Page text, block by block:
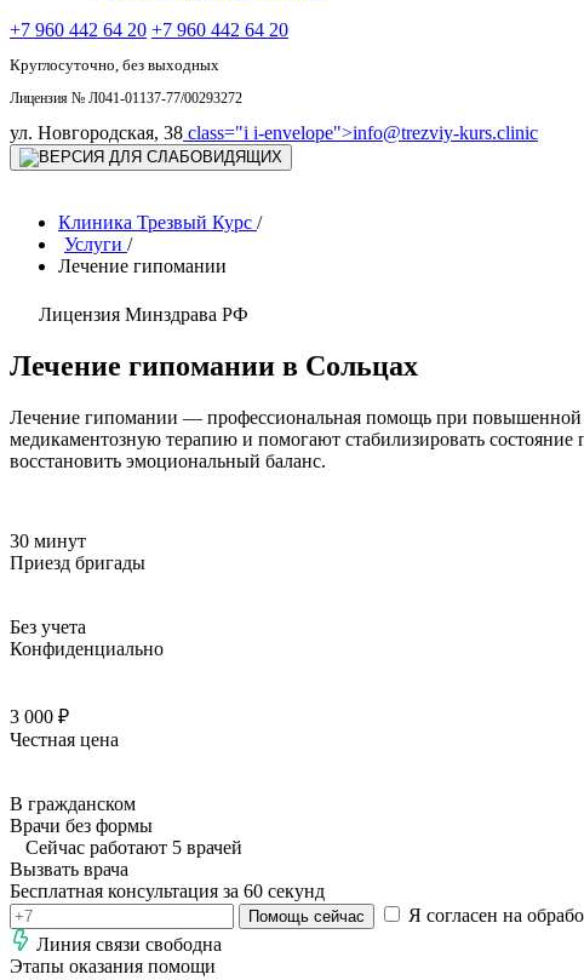
+7 960 442 64 20 +7 960 442 64 20
Круглосуточно, без выходных
Лицензия № Л041-01137-77/00293272
ул. Новгородская, 38 class="i i-envelope">info@trezviy-kurs.clinic
Клиника Трезвый Курс /
Услуги /
Лечение гипомании
Лицензия Минздрава РФ
Лечение гипомании в Сольцах
Лечение гипомании — профессиональная помощь при повышенной
медикаментозную терапию и помогают стабилизировать состояние
восстановить эмоциональный баланс.
30 минут
Приезд бригады
Без учета
Конфиденциально
3 000 ₽
Честная цена
В гражданском
Врачи без формы
Сейчас работают 5 врачей
Вызвать врача
Бесплатная консультация за 60 секунд
Помощь сейчас Я согласен на
Линия связи свободна
Этапы оказания помощи